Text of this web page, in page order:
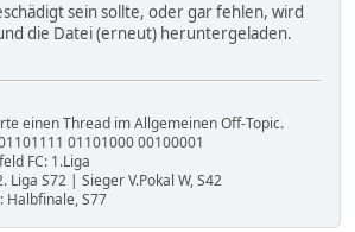
sein sollte, oder gar fehlen, wird
die Datei (erneut) heruntergeladen.
einen Thread im Allgemeinen Off-Topic.
01101000 00100001
FC: 1.Liga
Liga S72 | Sieger V.Pokal W, S42
Halbfinale, S77